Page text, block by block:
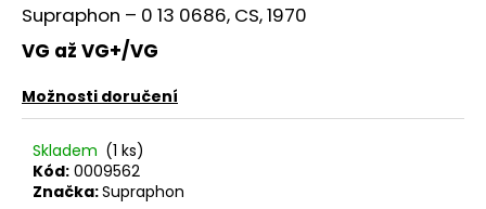
Supraphon ‎– 0 13 0686, CS, 1970
VG až VG+/VG
Možnosti doručení
Skladem (1 ks)
Kód: 0009562
Značka:Supraphon
o
p
r
u
č
u